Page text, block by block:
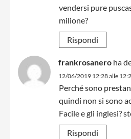
vendersi pure
milione?
Rispondi
frankrosanero ha
12/06/2019 12:28 alle
Perché sono
quindi non si sono
Facile e gli inglesi?
Rispondi